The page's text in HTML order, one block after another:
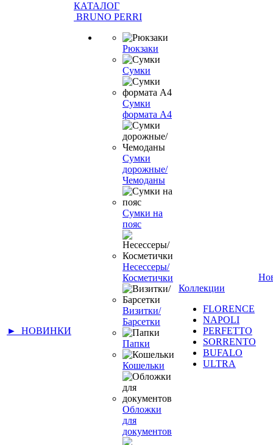
► НОВИНКИ
КАТАЛОГ
BRUNO PERRI
Рюкзаки
Сумки
Сумки
формата А4
Сумки
дорожные/
Чемоданы
Сумки на
пояс
Несессеры/
Косметички
Визитки/
Барсетки
Папки
Кошельки
Обложки
для
документов
Коллекции
FLORENCE
NAPOLI
PERFETTO
SORRENTO
BUFALO
ULTRA